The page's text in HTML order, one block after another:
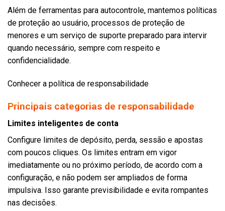
Além de ferramentas para autocontrole, mantemos políticas
de proteção ao usuário, processos de proteção de
menores e um serviço de suporte preparado para intervir
quando necessário, sempre com respeito e
confidencialidade.
Conhecer a política de responsabilidade
Principais categorias de responsabilidade
Limites inteligentes de conta
Configure limites de depósito, perda, sessão e apostas
com poucos cliques. Os limites entram em vigor
imediatamente ou no próximo período, de acordo com a
configuração, e não podem ser ampliados de forma
impulsiva. Isso garante previsibilidade e evita rompantes
nas decisões.